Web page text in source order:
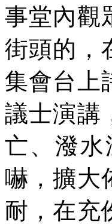
事堂內觀
街頭的，
集會台上
議士演講
亡、潑
嚇，擴大
耐，在充